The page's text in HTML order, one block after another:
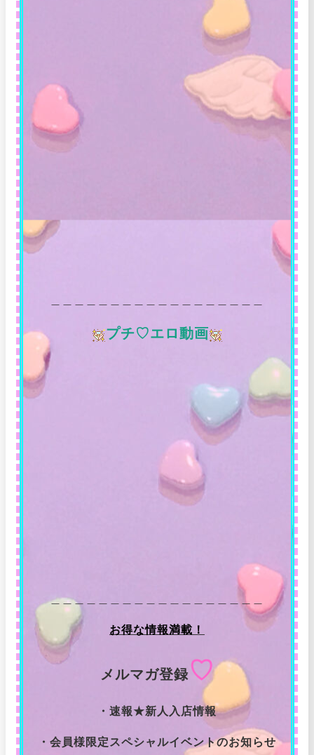
プチ♡エロ動画
＿＿＿＿＿＿＿＿＿＿＿＿＿＿＿＿＿＿
お得な情報満載！
メルマガ登録♡
・速報★新人入店情報
・会員様限定スペシャルイベントのお知らせ